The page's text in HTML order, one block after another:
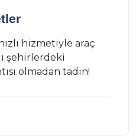
hizmetiyle araç
şehirlerdeki
olmadan tadın!